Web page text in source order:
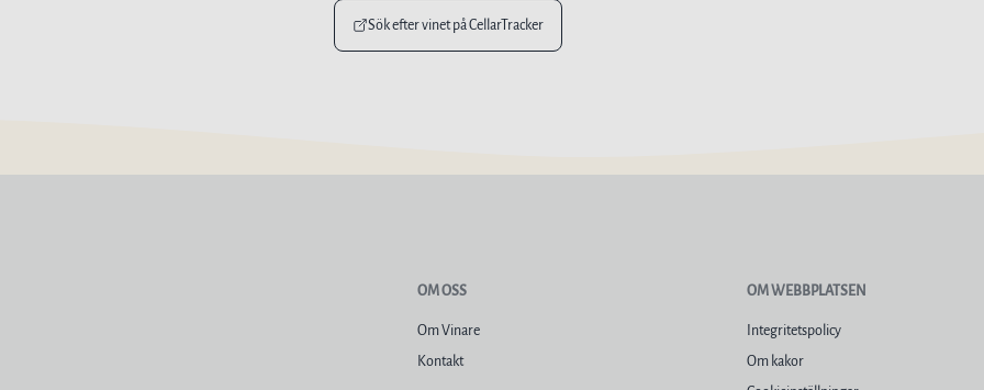
Sök efter vinet på CellarTracker
OM OSS
Om Vinare
Kontakt
OM WEBBPLATSEN
Integritetspolicy
Om kakor